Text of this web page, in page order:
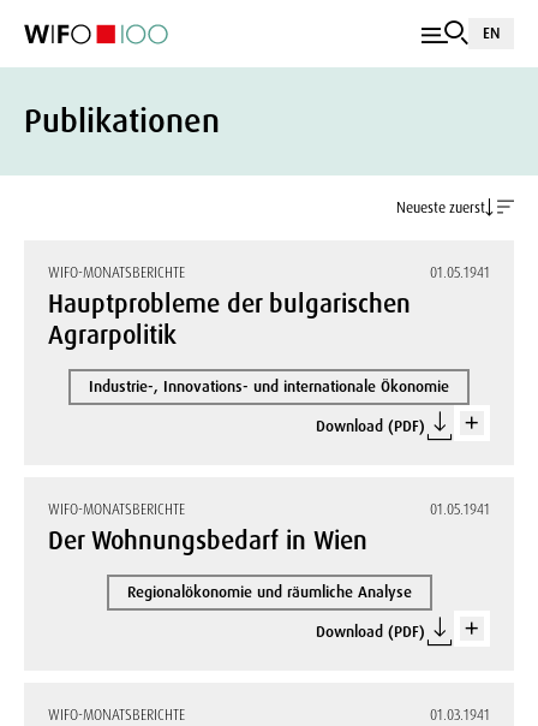
EN
Publikationen
Neueste zuerst
WIFO-MONATSBERICHTE 01.05.1941
Hauptprobleme der bulgarischen
Agrarpolitik
Industrie-, Innovations- und internationale Ökonomie
Download (PDF)
WIFO-MONATSBERICHTE 01.05.1941
Der Wohnungsbedarf in Wien
Regionalökonomie und räumliche Analyse
Download (PDF)
WIFO-MONATSBERICHTE 01.03.1941